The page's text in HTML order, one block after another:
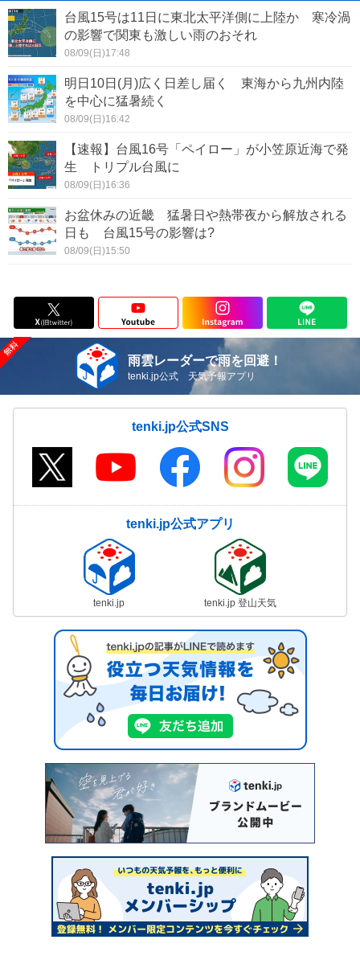
台風15号は11日に東北太平洋側に上陸か 寒冷渦
の影響で関東も激しい雨のおそれ
08/09(日)17:48
明日10日(月)広く日差し届く 東海から九州内陸
を中心に猛暑続く
08/09(日)16:42
【速報】台風16号「ペイロー」が小笠原近海で発
生 トリプル台風に
08/09(日)16:36
お盆休みの近畿 猛暑日や熱帯夜から解放される
日も 台風15号の影響は?
08/09(日)15:50
雨雲レーダーで雨を回避！
tenki.jp公式 天気予報アプリ
tenki.jp公式SNS
tenki.jp公式アプリ
tenki.jp tenki.jp 登山天気